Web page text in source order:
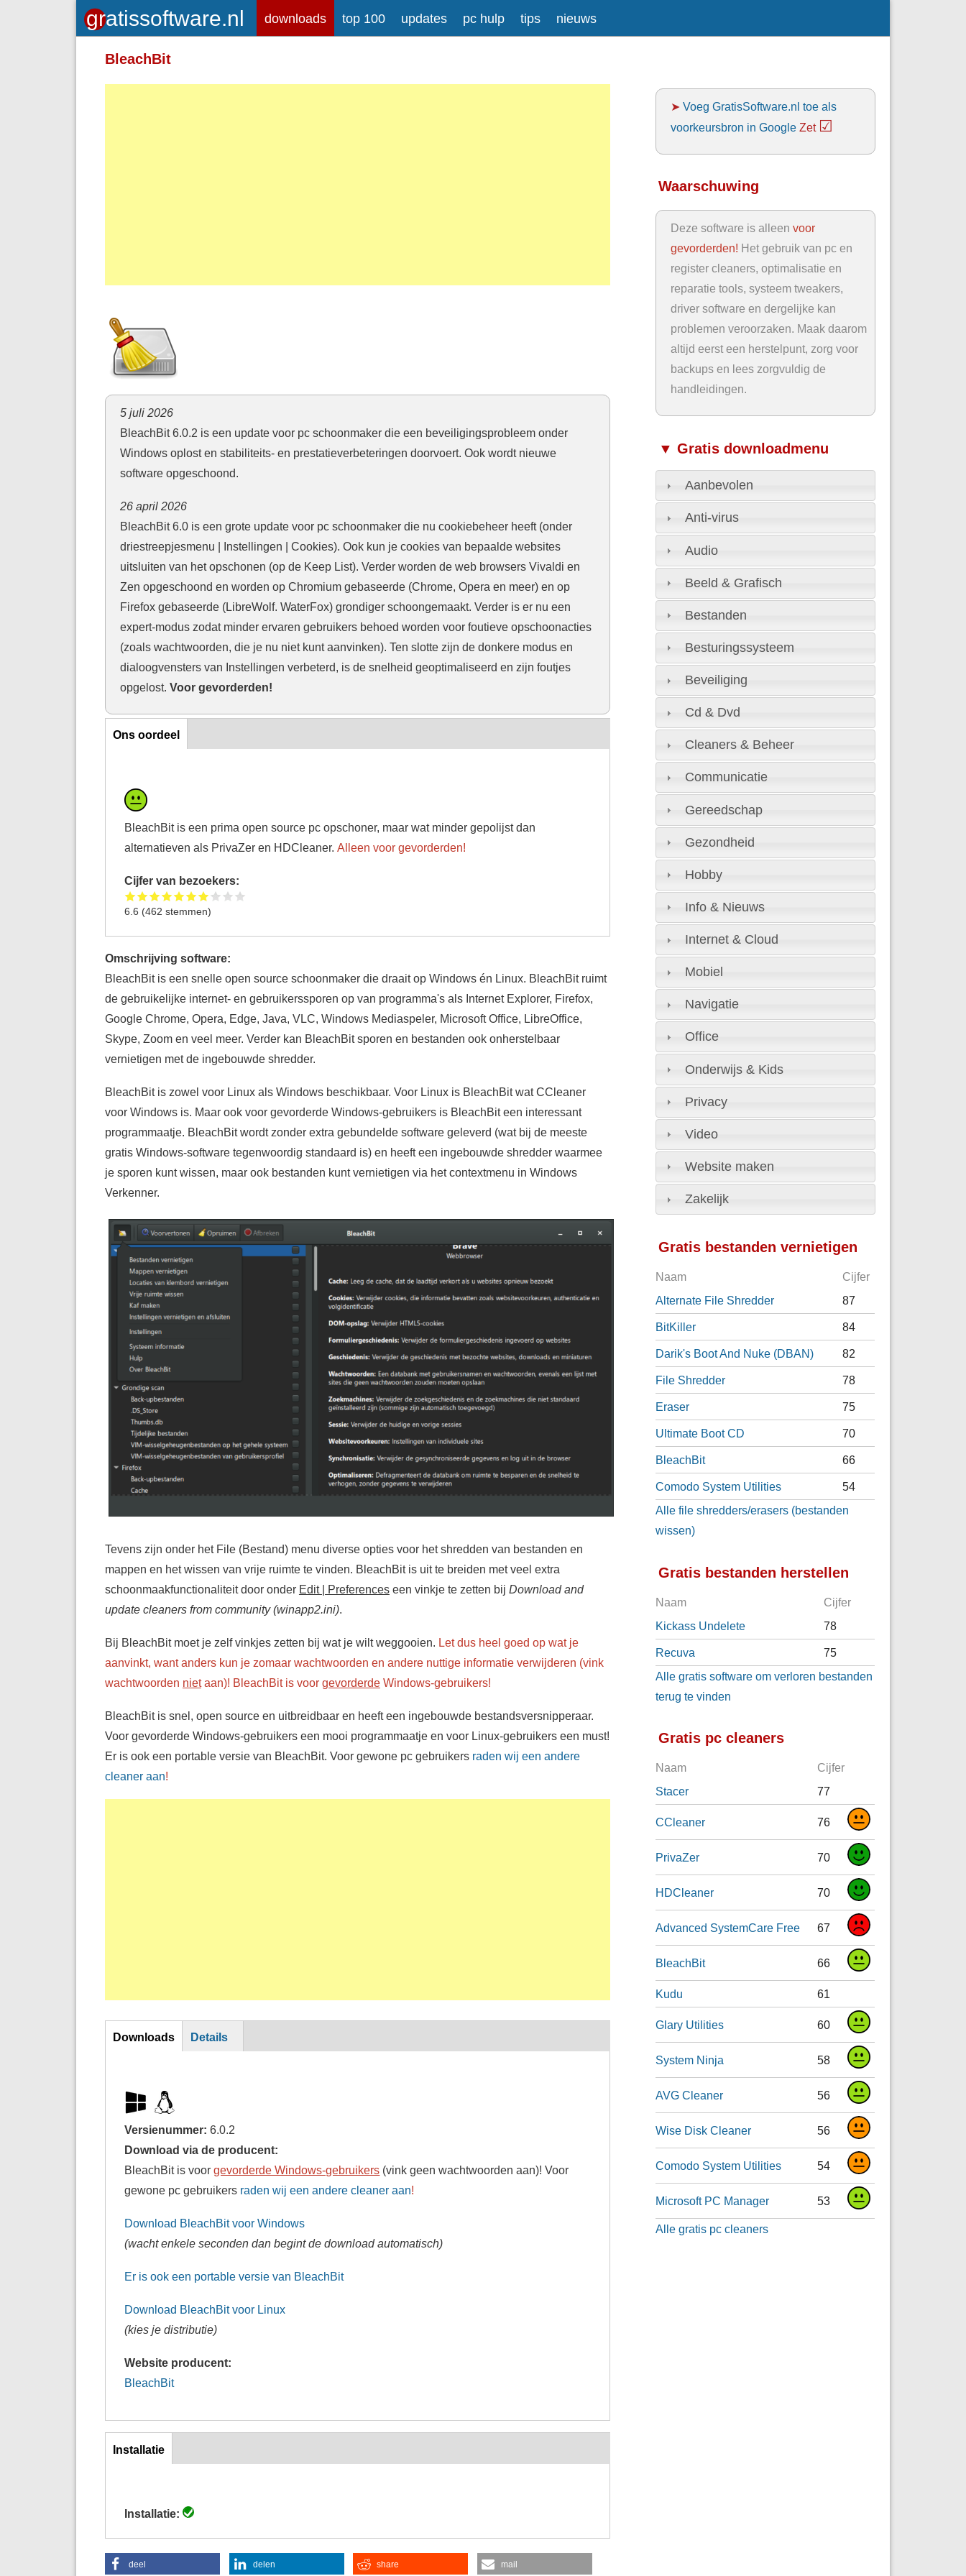
downloads top 100 updates pc hulp tips nieuws
BleachBit
5 juli 2026
BleachBit 6.0.2 is een update voor pc schoonmaker die een beveiligingsprobleem onder
Windows oplost en stabiliteits- en prestatieverbeteringen doorvoert. Ook wordt nieuwe
software opgeschoond.
26 april 2026
BleachBit 6.0 is een grote update voor pc schoonmaker die nu cookiebeheer heeft (onder
driestreepjesmenu | Instellingen | Cookies). Ook kun je cookies van bepaalde websites
uitsluiten van het opschonen (op de Keep List). Verder worden de web browsers Vivaldi en
Zen opgeschoond en worden op Chromium gebaseerde (Chrome, Opera en meer) en op
Firefox gebaseerde (LibreWolf. WaterFox) grondiger schoongemaakt. Verder is er nu een
expert-modus zodat minder ervaren gebruikers behoed worden voor foutieve opschoonacties
(zoals wachtwoorden, die je nu niet kunt aanvinken). Ten slotte zijn de donkere modus en
dialoogvensters van Instellingen verbeterd, is de snelheid geoptimaliseerd en zijn foutjes
opgelost. Voor gevorderden!
Ons oordeel
Ons oordeel
BleachBit is een prima open source pc opschoner, maar wat minder gepolijst dan
alternatieven als PrivaZer en HDCleaner.Alleen voor gevorderden!
Cijfer van bezoekers:
6.6 (462 stemmen)
Omschrijving software:
BleachBit is een snelle open source schoonmaker die draait op Windows én Linux. BleachBit ruimt
de gebruikelijke internet- en gebruikerssporen op van programma's als Internet Explorer, Firefox,
Google Chrome, Opera, Edge, Java, VLC, Windows Mediaspeler, Microsoft Office, LibreOffice,
Skype, Zoom en veel meer. Verder kan BleachBit sporen en bestanden ook onherstelbaar
vernietigen met de ingebouwde shredder.
BleachBit is zowel voor Linux als Windows beschikbaar. Voor Linux is BleachBit wat CCleaner
voor Windows is. Maar ook voor gevorderde Windows-gebruikers is BleachBit een interessant
programmaatje. BleachBit wordt zonder extra gebundelde software geleverd (wat bij de meeste
gratis Windows-software tegenwoordig standaard is) en heeft een ingebouwde shredder waarmee
je sporen kunt wissen, maar ook bestanden kunt vernietigen via het contextmenu in Windows
Verkenner.
Tevens zijn onder het File (Bestand) menu diverse opties voor het shredden van bestanden en
mappen en het wissen van vrije ruimte te vinden. BleachBit is uit te breiden met veel extra
schoonmaakfunctionaliteit door onder Edit | Preferenceseen vinkje te zetten bij Download and
update cleaners from community (winapp2.ini).
Bij BleachBit moet je zelf vinkjes zetten bij wat je wilt weggooien. Let dus heel goed op wat je
aanvinkt, want anders kun je zomaar wachtwoorden en andere nuttige informatie verwijderen (vink
wachtwoorden nietaan)! BleachBit is voor gevorderdeWindows-gebruikers!
BleachBit is snel, open source en uitbreidbaar en heeft een ingebouwde bestandsversnipperaar.
Voor gevorderde Windows-gebruikers een mooi programmaatje en voor Linux-gebruikers een must!
Er is ook een portable versie van BleachBit. Voor gewone pc gebruikers raden wij een andere
cleaner aan!
Download
Downloads Details
Versienummer:6.0.2
Download via de producent:
BleachBit is voorgevorderde Windows-gebruikers (vink geen wachtwoorden aan)! Voor
gewone pc gebruikers raden wij een andere cleaner aan!
Download BleachBit voor Windows
(wacht enkele seconden dan begint de download automatisch)
Er is ook een portable versie van BleachBit
Download BleachBit voor Linux
(kies je distributie)
Website producent:
BleachBit
inst
Installatie
Installatie:
deel delen share mail
Meer informatie over tekstopmaak
Toegelaten HTML-tags: <em> <strong>
<br> <p>
Adressen van webpagina's en e-mailadressen worden automatisch naar links omgezet.
➤Voeg GratisSoftware.nl toe als
voorkeursbron in Google Zet ☑
Waarschuwing
Deze software is alleenvoor
gevorderden! Het gebruik van pc en
register cleaners, optimalisatie en
reparatie tools, systeem tweakers,
driver software en dergelijke kan
problemen veroorzaken. Maak daarom
altijd eerst een herstelpunt, zorg voor
backups en lees zorgvuldig de
handleidingen.
▼ Gratis downloadmenu
Aanbevolen
Anti-virus
Audio
Beeld & Grafisch
Bestanden
Besturingssysteem
Beveiliging
Cd & Dvd
Cleaners & Beheer
Communicatie
Gereedschap
Gezondheid
Hobby
Info & Nieuws
Internet & Cloud
Mobiel
Navigatie
Office
Onderwijs & Kids
Privacy
Video
Website maken
Zakelijk
Gratis bestanden vernietigen
Naam Cijfer
Alternate File Shredder 87
BitKiller 84
Darik's Boot And Nuke (DBAN) 82
File Shredder 78
Eraser 75
Ultimate Boot CD 70
BleachBit 66
Comodo System Utilities
54
Alle file shredders/erasers (bestanden
wissen)
Gratis bestanden herstellen
Naam Cijfer
Kickass Undelete 78
Recuva
75
Alle gratis software om verloren bestanden
terug te vinden
Gratis pc cleaners
Naam Cijfer
Stacer 77
CCleaner 76
PrivaZer 70
HDCleaner 70
Advanced SystemCare Free 67
BleachBit 66
Kudu 61
Glary Utilities 60
System Ninja 58
AVG Cleaner 56
Wise Disk Cleaner 56
Comodo System Utilities 54
Microsoft PC Manager 53
Alle gratis pc cleaners